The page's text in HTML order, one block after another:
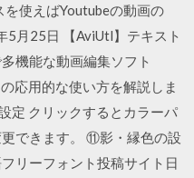
使えばYoutubeの動画の
5月25日 【AviUtl】テキスト
機能な動画編集ソフト
応用的な使い方を解説しま
定 クリックするとカラーパ
できます。 ⑪影・縁色の設
リーフォント投稿サイト日